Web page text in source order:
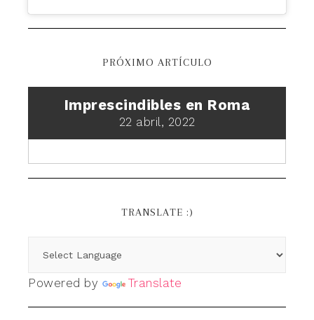
PRÓXIMO ARTÍCULO
Imprescindibles en Roma
22 abril, 2022
TRANSLATE :)
Powered by Translate